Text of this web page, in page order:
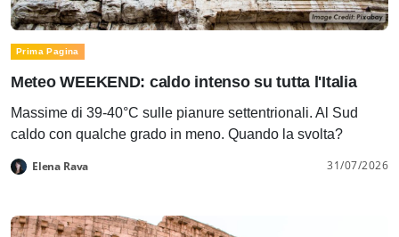
Prima Pagina
Meteo WEEKEND: caldo intenso su tutta l'Italia
Massime di 39-40°C sulle pianure settentrionali. Al Sud
caldo con qualche grado in meno. Quando la svolta?
Elena Rava 31/07/2026